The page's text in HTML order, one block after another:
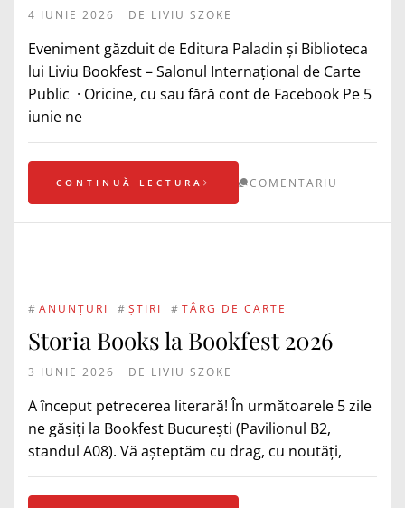
4 IUNIE 2026 DE LIVIU SZOKE
Eveniment găzduit de Editura Paladin şi Biblioteca
lui Liviu Bookfest – Salonul Internațional de Carte
Public · Oricine, cu sau fără cont de Facebook Pe 5
iunie ne
CONTINUĂ LECTURA COMENTARIU
# ANUNȚURI # ȘTIRI # TÂRG DE CARTE
Storia Books la Bookfest 2026
3 IUNIE 2026 DE LIVIU SZOKE
A început petrecerea literară! În următoarele 5 zile
ne găsiți la Bookfest București (Pavilionul B2,
standul A08). Vă așteptăm cu drag, cu noutăți,